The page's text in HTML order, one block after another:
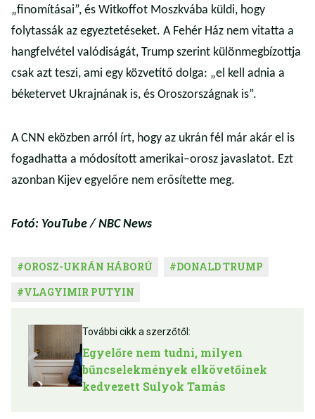
„finomításai”, és Witkoffot Moszkvába küldi, hogy
folytassák az egyeztetéseket. A Fehér Ház nem vitatta a
hangfelvétel valódiságát, Trump szerint különmegbízottja
csak azt teszi, ami egy közvetítő dolga: „el kell adnia a
béketervet Ukrajnának is, és Oroszországnak is”.
A CNN eközben arról írt, hogy az ukrán fél már akár el is
fogadhatta a módosított amerikai–orosz javaslatot. Ezt
azonban Kijev egyelőre nem erősítette meg.
Fotó: YouTube / NBC News
#OROSZ-UKRÁN HÁBORÚ #DONALD TRUMP
#VLAGYIMIR PUTYIN
További cikk a szerzőtől:
Egyelőre nem tudni, milyen
bűncselekmények elkövetőinek
kedvezett Sulyok Tamás